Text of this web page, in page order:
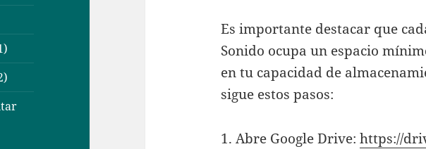
Es importante destacar que
Sonido ocupa un espacio
en tu capacidad de
sigue estos pasos:
1. Abre Google Drive:https://